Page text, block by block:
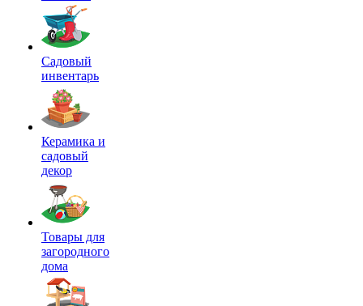
Садовый
инвентарь
Керамика и
садовый
декор
Товары для
загородного
дома